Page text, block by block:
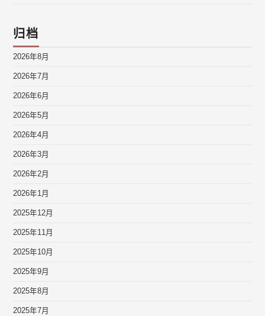
归档
2026年8月
2026年7月
2026年6月
2026年5月
2026年4月
2026年3月
2026年2月
2026年1月
2025年12月
2025年11月
2025年10月
2025年9月
2025年8月
2025年7月